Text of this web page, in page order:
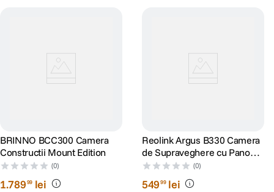
BRINNO BCC300 Camera
Constructii Mount Edition
(0)
1.78999 lei
Reolink Argus B330 Camera
de Supraveghere cu Panou
Solar 4 MP si Inteligenta
Artificiala
(0)
54999 lei